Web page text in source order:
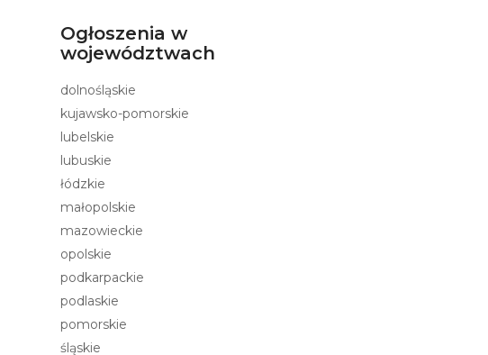
Ogłoszenia w
województwach
dolnośląskie
kujawsko-pomorskie
lubelskie
lubuskie
łódzkie
małopolskie
mazowieckie
opolskie
podkarpackie
podlaskie
pomorskie
śląskie